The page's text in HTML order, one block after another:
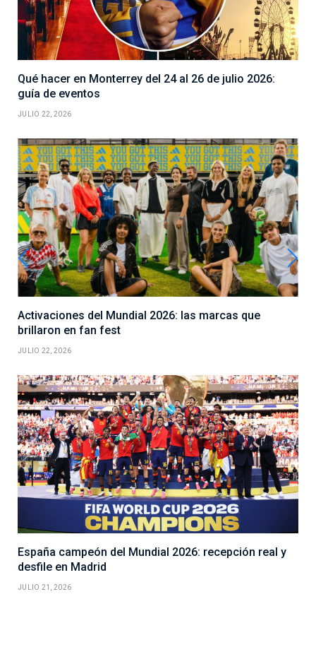
Qué hacer en Monterrey del 24 al 26 de julio 2026:
guía de eventos
JULIO 22, 2026
Activaciones del Mundial 2026: las marcas que
brillaron en fan fest
JULIO 22, 2026
España campeón del Mundial 2026: recepción real y
desfile en Madrid
JULIO 21, 2026